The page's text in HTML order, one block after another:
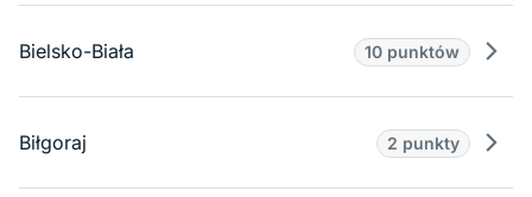
Bielsko-Biała 10 punktów
Biłgoraj 2 punkty